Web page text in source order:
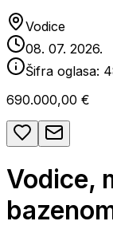
Vodice
08. 07. 2026.
Šifra oglasa:
690.000,00 €
Vodice,